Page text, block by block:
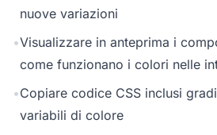
nuove variazioni
•Visualizzare in anteprima i
come funzionano i colori nelle
•Copiare codice CSS inclusi
variabili di colore